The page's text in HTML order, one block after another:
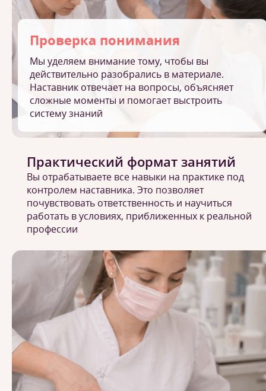
Проверка понимания
Мы уделяем внимание тому, чтобы вы
действительно разобрались в материале.
Наставник отвечает на вопросы, объясняет
сложные моменты и помогает выстроить
систему знаний
Практический формат занятий
Вы отрабатываете все навыки на практике под
контролем наставника. Это позволяет
почувствовать ответственность и научиться
работать в условиях, приближенных к реальной
профессии